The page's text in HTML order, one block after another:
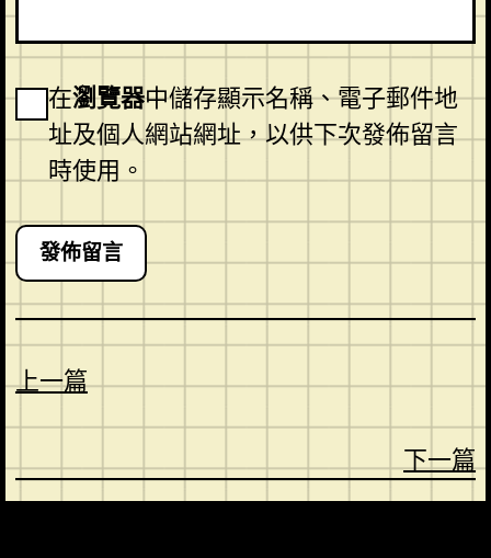
在瀏覽器中儲存顯示名稱、電子郵件地
址及個人網站網址，以供下次發佈留言
時使用。
上一篇
下一篇